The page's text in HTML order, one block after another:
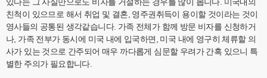
친척이 있으므로 해서 취업 및 결혼, 영주권취득이 용이할 것이라는 것이
영사들의 공통된 생각같습니다. 가족 전체가 함께 방문 비자를 신청하거
나, 가족 전부가 동시에 미국 내에 입국하면, 미국 내에 영구히 체류할 의
사가 있는 것으로 간주되어 매우 까다롭게 심문할 우려가 간혹 있으니 특
별한 주의가 필요합니다.